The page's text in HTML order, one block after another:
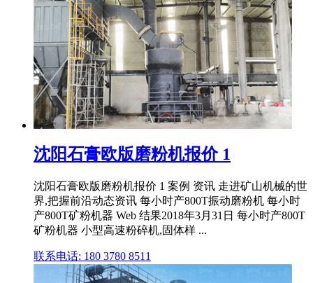
沈阳石膏欧版磨粉机报价 1
沈阳石膏欧版磨粉机报价 1 案例 资讯 走进矿山机械的世
界,把握前沿动态资讯 每小时产800T振动磨粉机 每小时
产800T矿粉机器 Web 结果2018年3月31日 每小时产800T
矿粉机器 小型高速粉碎机,固体样 ...
联系电话: 180 3780 8511